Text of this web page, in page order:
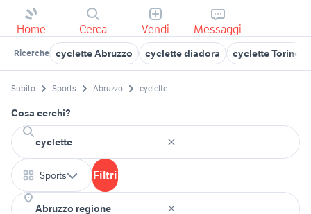
Home Cerca Vendi Messaggi
Ricerche cyclette Abruzzo cyclette diadora cyclette Torino
Subito Sports Abruzzo cyclette
Cosa cerchi?
Sports Filtri